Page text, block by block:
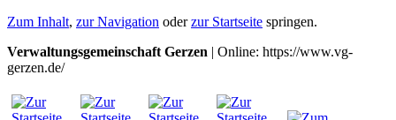
Zum Inhalt, zur Navigation oderzur Startseite springen.
Verwaltungsgemeinschaft Gerzen | Online: https://www.vg-
gerzen.de/